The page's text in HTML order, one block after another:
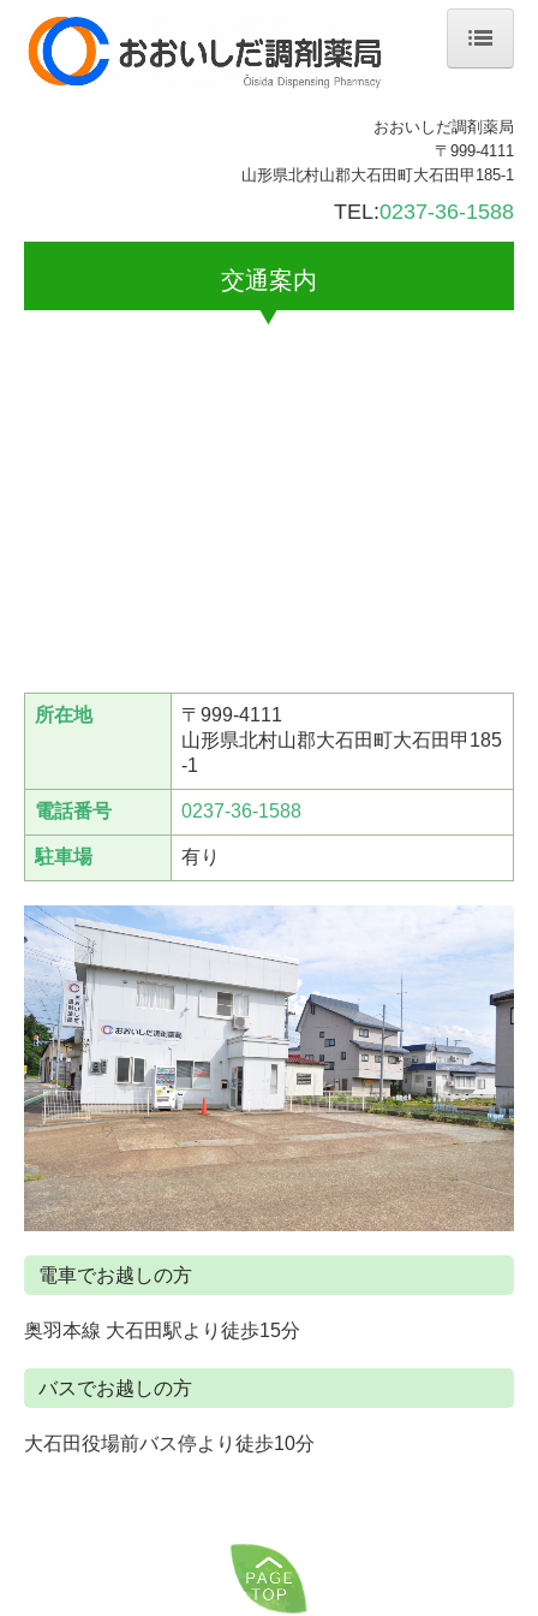
ジェネリック薬について
おおいしだ調剤薬局
〒999-4111
山形県北村山郡大石田町大石田甲185-1
TEL:0237-36-1588
交通案内
所在地
〒999-4111
山形県北村山郡大石田町大石田甲185
-1
電話番号 0237-36-1588
駐車場 有り
電車でお越しの方
奥羽本線 大石田駅より徒歩15分
バスでお越しの方
大石田役場前バス停より徒歩10分